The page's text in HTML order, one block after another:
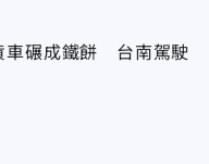
車碾成鐵餅 台南駕駛